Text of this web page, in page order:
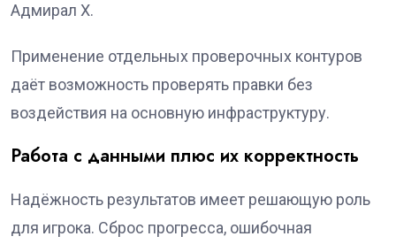
Адмирал Х.
Применение отдельных проверочных контуров
даёт возможность проверять правки без
воздействия на основную инфраструктуру.
Работа с данными плюс их корректность
Надёжность результатов имеет решающую роль
для игрока. Сброс прогресса, ошибочная